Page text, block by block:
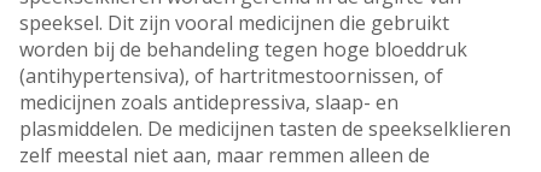
speeksel. Dit zijn vooral medicijnen die gebruikt
worden bij de behandeling tegen hoge bloeddruk
(antihypertensiva), of hartritmestoornissen, of
medicijnen zoals antidepressiva, slaap- en
plasmiddelen. De medicijnen tasten de speekselklieren
zelf meestal niet aan, maar remmen alleen de